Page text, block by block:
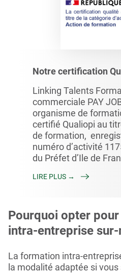
Notre certification
Linking Talents
commerciale PAY
organisme de
certifié Qualiopi au
de formation,
numéro d’activité
du Préfet d’Ile de
LIRE PLUS →
Pourquoi opter
intra-entreprise sur-
La formation intra-
la modalité adaptée si